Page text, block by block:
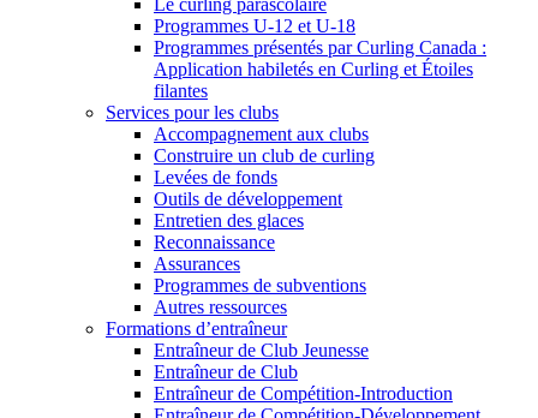
Le curling parascolaire
Programmes U-12 et U-18
Programmes présentés par Curling Canada :
Application habiletés en Curling et Étoiles
filantes
Services pour les clubs
Accompagnement aux clubs
Construire un club de curling
Levées de fonds
Outils de développement
Entretien des glaces
Reconnaissance
Assurances
Programmes de subventions
Autres ressources
Formations d’entraîneur
Entraîneur de Club Jeunesse
Entraîneur de Club
Entraîneur de Compétition-Introduction